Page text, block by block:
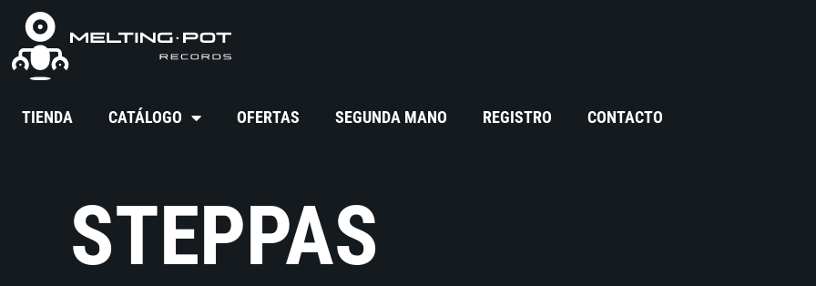
TIENDA CATÁLOGO OFERTAS SEGUNDA MANO REGISTRO CONTACTO
STEPPAS